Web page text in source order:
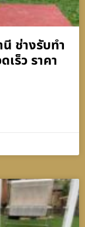
ช่างรับทำ
ร็ว ราคา